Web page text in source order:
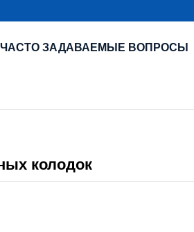
ЧАСТО ЗАДАВАЕМЫЕ ВОПРОСЫ
колодок